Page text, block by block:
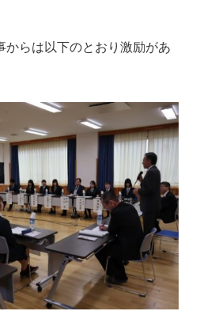
からは以下のとおり激励があ